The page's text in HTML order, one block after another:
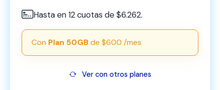
Hasta en 12 cuotas de $6.262.
Con Plan 50GBde $600 /mes
Ver con otros planes